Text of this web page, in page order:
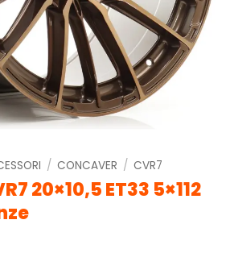
/ CONCAVER / CVR7
20×10,5 ET33 5×112